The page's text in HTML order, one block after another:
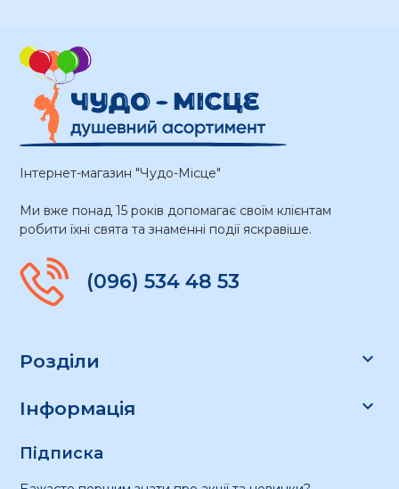
Інтернет-магазин "Чудо-Місце"
Ми вже понад 15 років допомагає своїм клієнтам
робити їхні свята та знаменні події яскравіше.
(096) 534 48 53
Розділи 
Інформація 
Підписка